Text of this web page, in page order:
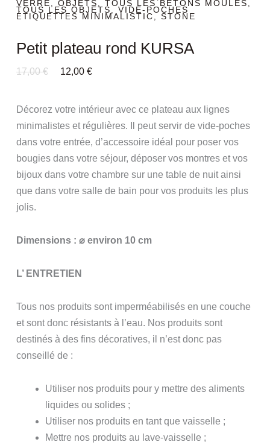
VERRE , OBJETS , TOUS LES BÉTONS MOULÉS ,
TOUS LES OBJETS , VIDE-POCHES
ÉTIQUETTES MINIMALISTIC , STONE
Petit plateau rond KURSA
17,00€
Le
Était :
17,00 €.
12,00 €Le
Est :
12,00 €.
Décorez votre intérieur avec ce plateau aux lignes
minimalistes et régulières. Il peut servir de vide-poches
dans votre entrée, d’accessoire idéal pour poser vos
bougies dans votre séjour, déposer vos montres et vos
bijoux dans votre chambre sur une table de nuit ainsi
que dans votre salle de bain pour vos produits les plus
jolis.
Dimensions : ⌀ environ 10 cm
L’ ENTRETIEN
Tous nos produits sont imperméabilisés en une couche
et sont donc résistants à l’eau. Nos produits sont
destinés à des fins décoratives, il n’est donc pas
conseillé de :
Utiliser nos produits pour y mettre des aliments
liquides ou solides ;
Utiliser nos produits en tant que vaisselle ;
Mettre nos produits au lave-vaisselle ;